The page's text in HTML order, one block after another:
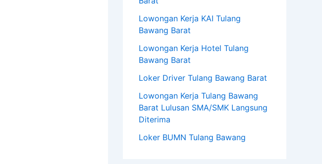
Lowongan Kerja KAI Tulang
Bawang Barat
Lowongan Kerja Hotel Tulang
Bawang Barat
Loker Driver Tulang Bawang Barat
Lowongan Kerja Tulang Bawang
Barat Lulusan SMA/SMK Langsung
Diterima
Loker BUMN Tulang Bawang